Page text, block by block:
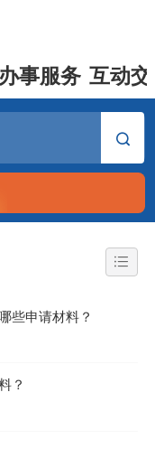
办事服务 互动
些申请材料？
？